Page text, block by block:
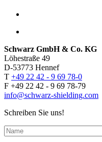
Schwarz GmbH & Co. KG
Löhestraße 49
D-53773 Hennef
T +49 22 42 - 9 69 78-0
F +49 22 42 - 9 69 78-79
info@schwarz-shielding.com
Schreiben Sie uns!